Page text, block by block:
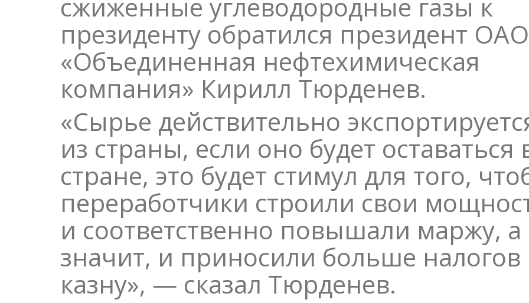
сжиженные углеводородные газы к
президенту обратился президент ОАО
«Объединенная нефтехимическая
компания» Кирилл Тюрденев.
«Сырье действительно
из страны, если оно будет оставаться
стране, это будет стимул для того,
переработчики строили свои
и соответственно повышали маржу, а
значит, и приносили больше налогов
казну», — сказал Тюрденев.